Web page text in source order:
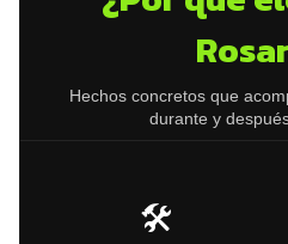
Hechos concretos que
durante y
🛠️